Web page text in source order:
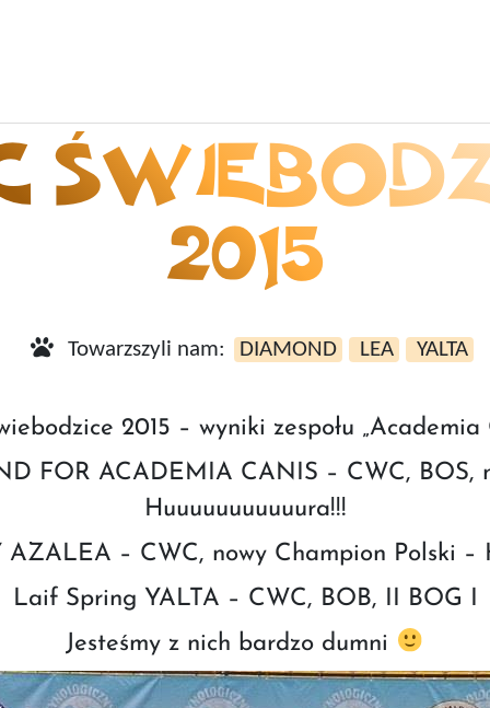
2015
Towarzszyli nam: DIAMOND LEA YALTA
2015 – wyniki zespołu „Academia
FOR ACADEMIA CANIS – CWC, BOS,
Huuuuuuuuuuura!!!
AZALEA – CWC, nowy Champion Polski –
Laif Spring YALTA – CWC, BOB, II BOG I
Jesteśmy z nich bardzo dumni